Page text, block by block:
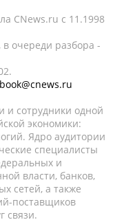
CNews.ru c 11.1998
очереди разбора -
book@cnews.ru
и сотрудники одной
экономики:
Ядро аудитории
специалисты
и
власти, банков,
сетей, а также
поставщиков
связи.